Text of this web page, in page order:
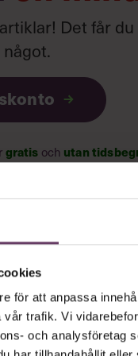
för att anpassa
trafik. Vi
och analysföretag
som kan
Det får
.
gratis och utan